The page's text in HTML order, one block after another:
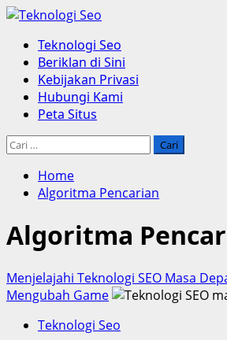
Skip
content
Primary
Menu
Teknologi Seo
Beriklan di Sini
Kebijakan Privasi
Hubungi Kami
Peta Situs
Cari
Home
Algoritma Pencarian
Algoritma
Menjelajahi Teknologi SEO Masa
Mengubah Game
Teknologi Seo